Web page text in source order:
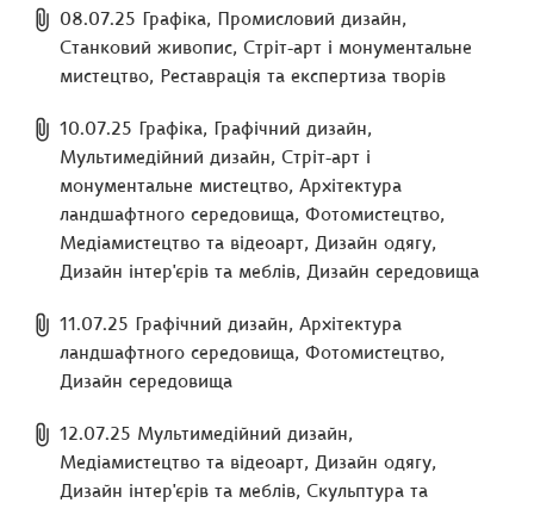
08.07.25 Графіка, Промисловий дизайн,
Станковий живопис, Стріт-арт і монументальне
мистецтво, Реставрація та експертиза творів
10.07.25 Графіка, Графічний дизайн,
Мультимедійний дизайн, Стріт-арт і
монументальне мистецтво, Архітектура
ландшафтного середовища, Фотомистецтво,
Медіамистецтво та відеоарт, Дизайн одягу,
Дизайн інтер'єрів та меблів, Дизайн середовища
11.07.25 Графічний дизайн, Архітектура
ландшафтного середовища, Фотомистецтво,
Дизайн середовища
12.07.25 Мультимедійний дизайн,
Медіамистецтво та відеоарт, Дизайн одягу,
Дизайн інтер'єрів та меблів, Скульптура та